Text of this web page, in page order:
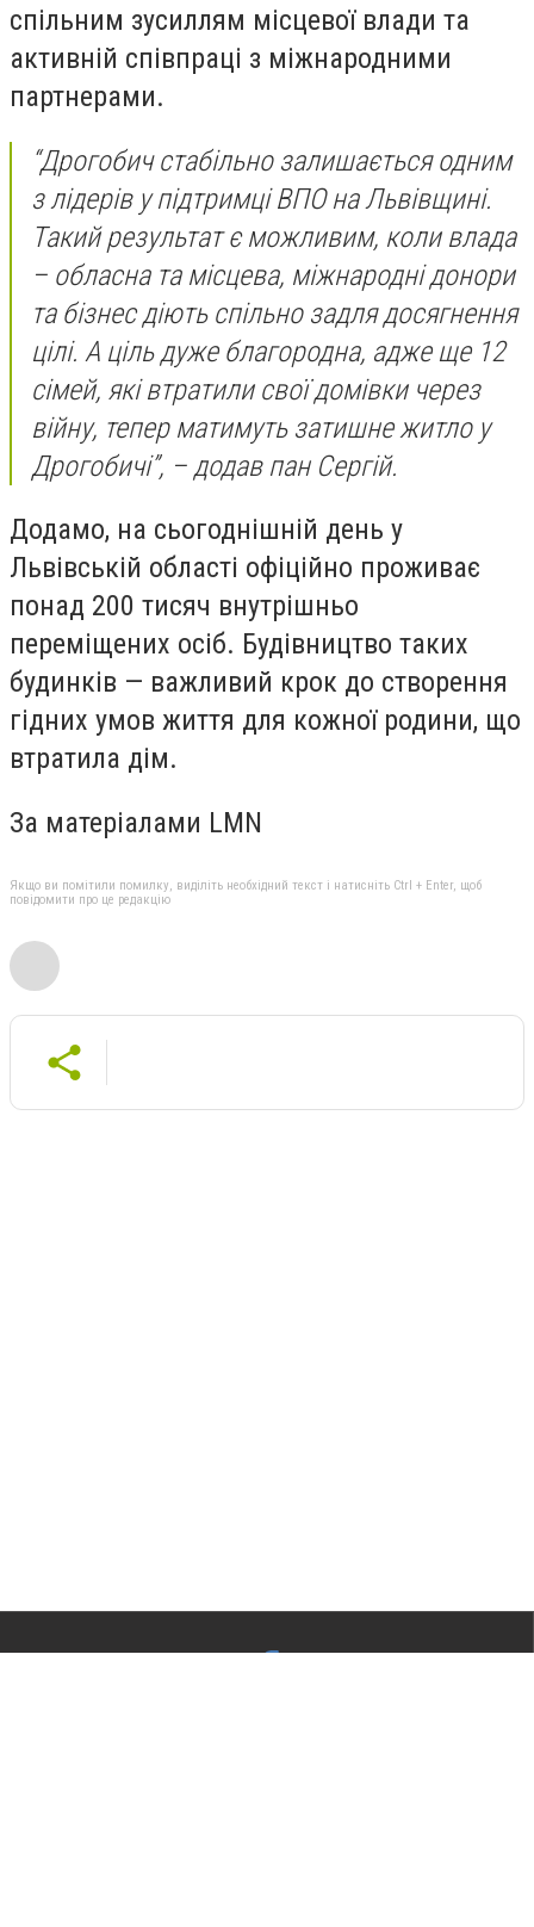
спільним зусиллям місцевої влади та
активній співпраці з міжнародними
партнерами.
“Дрогобич стабільно залишається одним
з лідерів у підтримці ВПО на Львівщині.
Такий результат є можливим, коли влада
– обласна та місцева, міжнародні донори
та бізнес діють спільно задля досягнення
цілі. А ціль дуже благородна, адже ще 12
сімей, які втратили свої домівки через
війну, тепер матимуть затишне житло у
Дрогобичі”, – додав пан Сергій.
Додамо, на сьогоднішній день у
Львівській області офіційно проживає
понад 200 тисяч внутрішньо
переміщених осіб. Будівництво таких
будинків — важливий крок до створення
гідних умов життя для кожної родини, що
втратила дім.
За матеріалами LMN
Якщо ви помітили помилку, виділіть необхідний текст і натисніть Ctrl + Enter, щоб
повідомити про це редакцію